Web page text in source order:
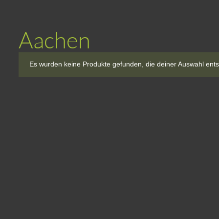
Aachen
Es wurden keine Produkte gefunden, die deiner Auswahl